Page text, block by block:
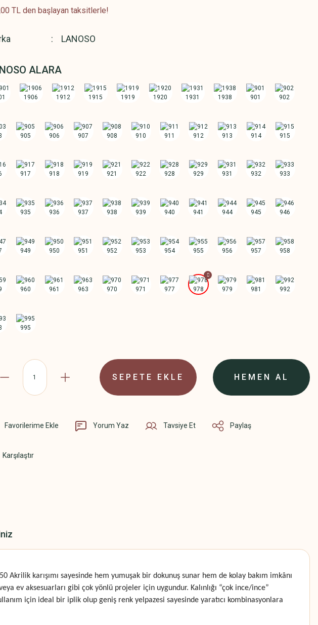
TL den başlayan taksitlerle!
LANOSO
ALARA
SEPETE EKLE HEMEN AL
Yorum Yaz Tavsiye Et Paylaş
Karşılaştır
karışımı sayesinde hem yumuşak bir dokunuş sunar hem de kolay bakım imkânı
ev aksesuarları gibi çok yönlü projeler için uygundur. Kalınlığı “çok ince/ince”
için ideal bir iplik olup geniş renk yelpazesi sayesinde yaratıcı kombinasyonlara